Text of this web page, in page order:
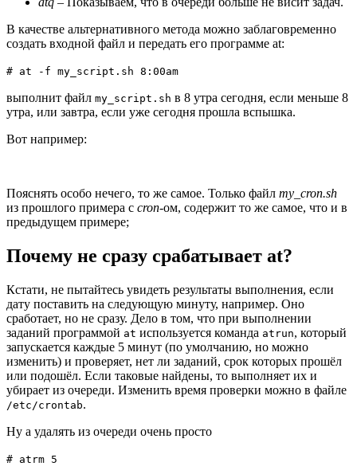
В качестве альтернативного метода можно заблаговременно
создать входной файл и передать его программе at:
# at -f my_script.sh 8:00am
выполнит файл my_script.sh в 8 утра сегодня, если меньше 8
утра, или завтра, если уже сегодня прошла вспышка.
Вот например:
Пояснять особо нечего, то же самое. Только файл my_cron.sh
из прошлого примера с cron-ом, содержит то же самое, что и в
предыдущем примере;
Почему не сразу срабатывает at?
Кстати, не пытайтесь увидеть результаты выполнения, если
дату поставить на следующую минуту, например. Оно
сработает, но не сразу. Дело в том, что при выполнении
заданий программой at используется команда atrun, который
запускается каждые 5 минут (по умолчанию, но можно
изменить) и проверяет, нет ли заданий, срок которых прошёл
или подошёл. Если таковые найдены, то выполняет их и
убирает из очереди. Изменить время проверки можно в файле
/etc/crontab.
Ну а удалять из очереди очень просто
# atrm 5